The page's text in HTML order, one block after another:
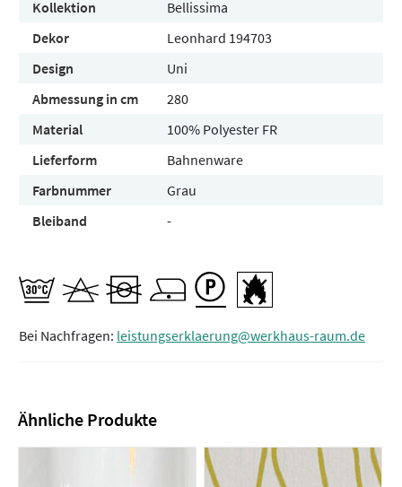
Kollektion
Bellissima
Dekor
Leonhard 194703
Design
Uni
Abmessung in cm
280
Material
100% Polyester FR
Lieferform
Bahnenware
Farbnummer
Grau
Bleiband
-
Bei Nachfragen: leistungserklaerung@werkhaus-raum.de
Ähnliche Produkte